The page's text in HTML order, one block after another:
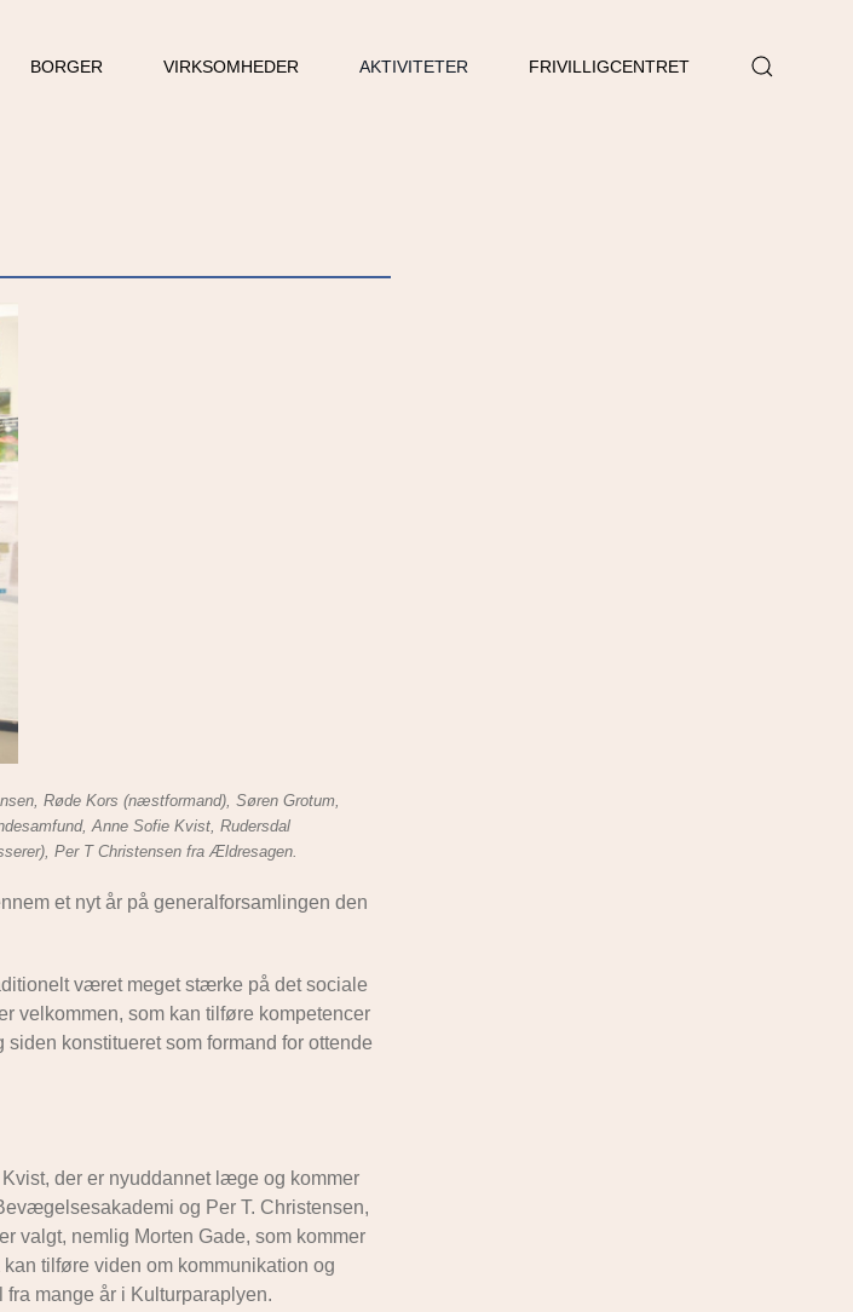
BORGER VIRKSOMHEDER AKTIVITETER FRIVILLIGCENTRET
Røde Kors (næstformand), Søren Grotum,
Anne Sofie Kvist, Rudersdal
Per T Christensen fra Ældresagen.
et nyt år på generalforsamlingen den
været meget stærke på det sociale
velkommen, som kan tilføre kompetencer
konstitueret som formand for ottende
der er nyuddannet læge og kommer
og Per T. Christensen,
valgt, nemlig Morten Gade, som kommer
tilføre viden om kommunikation og
mange år i Kulturparaplyen.